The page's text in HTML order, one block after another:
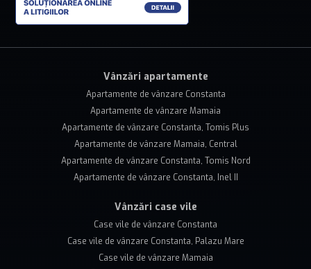
Vânzări apartamente
Apartamente de vânzare Constanta
Apartamente de vânzare Mamaia
Apartamente de vânzare Constanta, Tomis Plus
Apartamente de vânzare Mamaia, Central
Apartamente de vânzare Constanta, Tomis Nord
Apartamente de vânzare Constanta, Inel II
Vânzări case vile
Case vile de vânzare Constanta
Case vile de vânzare Constanta, Palazu Mare
Case vile de vânzare Mamaia